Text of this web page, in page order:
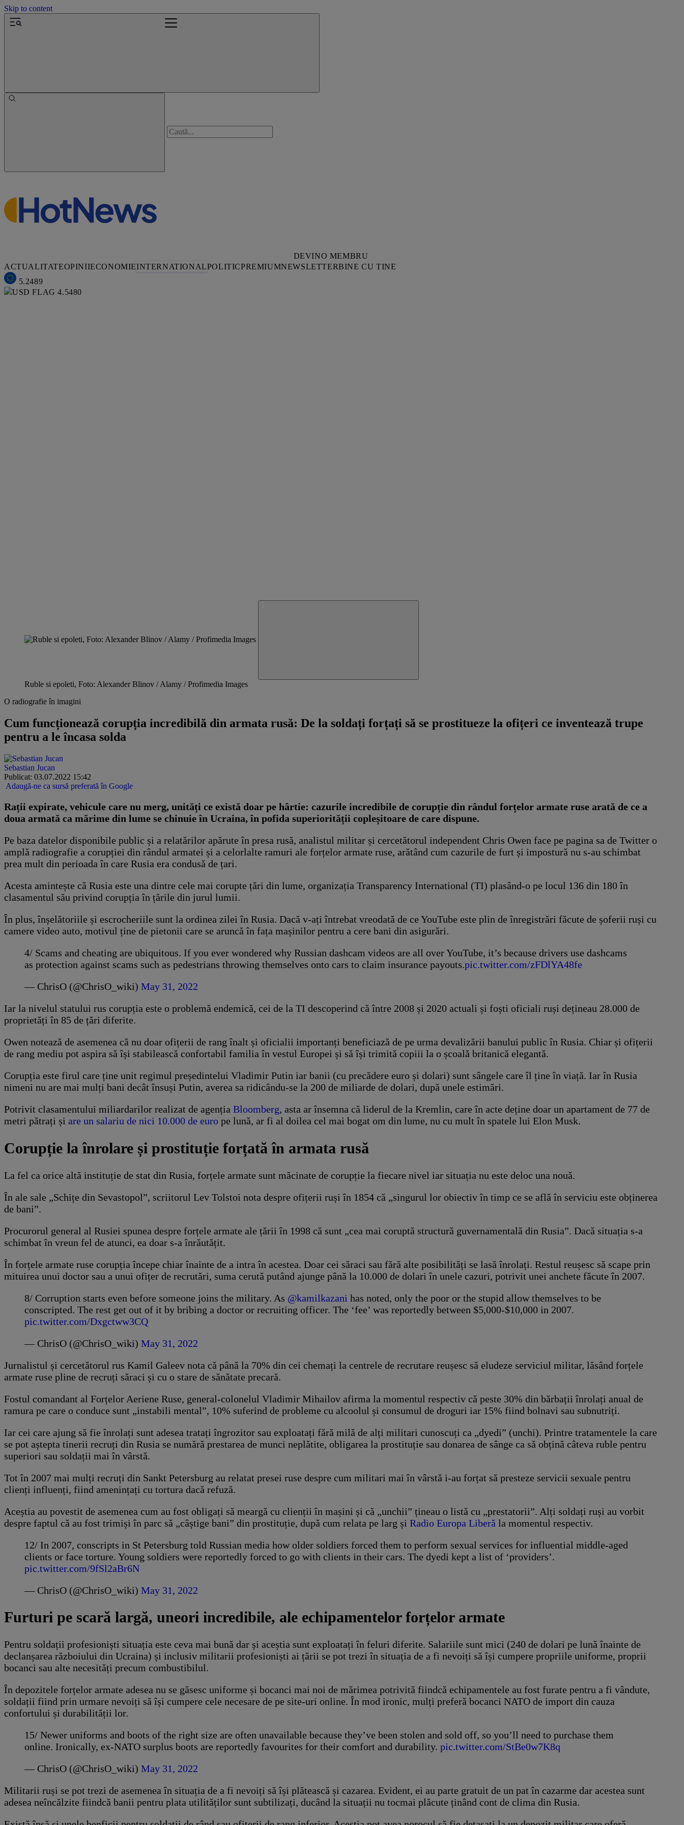
Skip to content
DEVINO MEMBRU
ACTUALITATEOPINIIECONOMIEINTERNATIONALPOLITICPREMIUMNEWSLETTERBINE CU TINE
5.2489
4.5480
Ruble si epoleti, Foto: Alexander Blinov / Alamy / Profimedia Images
O radiografie în imagini
Cum funcționează corupția incredibilă din armata rusă: De la soldați forțați să se prostitueze la ofițeri ce inventează trupe
pentru a le încasa solda
Sebastian Jucan
Publicat: 03.07.2022 15:42
Adaugă-ne ca sursă preferată în Google
Rații expirate, vehicule care nu merg, unități ce există doar pe hârtie: cazurile incredibile de corupție din rândul forțelor armate ruse arată de ce a
doua armată ca mărime din lume se chinuie în Ucraina, în pofida superiorității copleșitoare de care dispune.
Pe baza datelor disponibile public și a relatărilor apărute în presa rusă, analistul militar și cercetătorul independent Chris Owen face pe pagina sa de Twitter o
amplă radiografie a corupției din rândul armatei și a celorlalte ramuri ale forțelor armate ruse, arătând cum cazurile de furt și impostură nu s-au schimbat
prea mult din perioada în care Rusia era condusă de țari.
Acesta amintește că Rusia este una dintre cele mai corupte țări din lume, organizația Transparency International (TI) plasând-o pe locul 136 din 180 în
clasamentul său privind corupția în țările din jurul lumii.
În plus, înșelătoriile și escrocheriile sunt la ordinea zilei în Rusia. Dacă v-ați întrebat vreodată de ce YouTube este plin de înregistrări făcute de șoferii ruși cu
camere video auto, motivul ține de pietonii care se aruncă în fața mașinilor pentru a cere bani din asigurări.
4/ Scams and cheating are ubiquitous. If you ever wondered why Russian dashcam videos are all over YouTube, it’s because drivers use dashcams
as protection against scams such as pedestrians throwing themselves onto cars to claim insurance payouts.pic.twitter.com/zFDlYA48fe
— ChrisO (@ChrisO_wiki) May 31, 2022
Iar la nivelul statului rus corupția este o problemă endemică, cei de la TI descoperind că între 2008 și 2020 actuali și foști oficiali ruși dețineau 28.000 de
proprietăți în 85 de țări diferite.
Owen notează de asemenea că nu doar ofițerii de rang înalt și oficialii importanți beneficiază de pe urma devalizării banului public în Rusia. Chiar și ofițerii
de rang mediu pot aspira să își stabilească confortabil familia în vestul Europei și să își trimită copiii la o școală britanică elegantă.
Corupția este firul care ține unit regimul președintelui Vladimir Putin iar banii (cu precădere euro și dolari) sunt sângele care îl ține în viață. Iar în Rusia
nimeni nu are mai mulți bani decât însuși Putin, averea sa ridicându-se la 200 de miliarde de dolari, după unele estimări.
Potrivit clasamentului miliardarilor realizat de agenția Bloomberg, asta ar însemna că liderul de la Kremlin, care în acte deține doar un apartament de 77 de
metri pătrați și are un salariu de nici 10.000 de euro pe lună, ar fi al doilea cel mai bogat om din lume, nu cu mult în spatele lui Elon Musk.
Corupție la înrolare și prostituție forțată în armata rusă
La fel ca orice altă instituție de stat din Rusia, forțele armate sunt măcinate de corupție la fiecare nivel iar situația nu este deloc una nouă.
În ale sale „Schițe din Sevastopol”, scriitorul Lev Tolstoi nota despre ofițerii ruși în 1854 că „singurul lor obiectiv în timp ce se află în serviciu este obținerea
de bani”.
Procurorul general al Rusiei spunea despre forțele armate ale țării în 1998 că sunt „cea mai coruptă structură guvernamentală din Rusia”. Dacă situația s-a
schimbat în vreun fel de atunci, ea doar s-a înrăutățit.
În forțele armate ruse corupția începe chiar înainte de a intra în acestea. Doar cei săraci sau fără alte posibilități se lasă înrolați. Restul reușesc să scape prin
mituirea unui doctor sau a unui ofițer de recrutări, suma cerută putând ajunge până la 10.000 de dolari în unele cazuri, potrivit unei anchete făcute în 2007.
8/ Corruption starts even before someone joins the military. As @kamilkazani has noted, only the poor or the stupid allow themselves to be
conscripted. The rest get out of it by bribing a doctor or recruiting officer. The ‘fee’ was reportedly between $5,000-$10,000 in 2007.
pic.twitter.com/Dxgctww3CQ
— ChrisO (@ChrisO_wiki) May 31, 2022
Jurnalistul și cercetătorul rus Kamil Galeev nota că până la 70% din cei chemați la centrele de recrutare reușesc să eludeze serviciul militar, lăsând forțele
armate ruse pline de recruți săraci și cu o stare de sănătate precară.
Fostul comandant al Forțelor Aeriene Ruse, general-colonelul Vladimir Mihailov afirma la momentul respectiv că peste 30% din bărbații înrolați anual de
ramura pe care o conduce sunt „instabili mental”, 10% suferind de probleme cu alcoolul și consumul de droguri iar 15% fiind bolnavi sau subnutriți.
Iar cei care ajung să fie înrolați sunt adesea tratați îngrozitor sau exploatați fără milă de alți militari cunoscuți ca „dyedi” (unchi). Printre tratamentele la care
se pot aștepta tinerii recruți din Rusia se numără prestarea de munci neplătite, obligarea la prostituție sau donarea de sânge ca să obțină câteva ruble pentru
superiori sau soldații mai în vârstă.
Tot în 2007 mai mulți recruți din Sankt Petersburg au relatat presei ruse despre cum militari mai în vârstă i-au forțat să presteze servicii sexuale pentru
clienți influenți, fiind amenințați cu tortura dacă refuză.
Aceștia au povestit de asemenea cum au fost obligați să meargă cu clienții în mașini și că „unchii” țineau o listă cu „prestatorii”. Alți soldați ruși au vorbit
despre faptul că au fost trimiși în parc să „câștige bani” din prostituție, după cum relata pe larg și Radio Europa Liberă la momentul respectiv.
12/ In 2007, conscripts in St Petersburg told Russian media how older soldiers forced them to perform sexual services for influential middle-aged
clients or face torture. Young soldiers were reportedly forced to go with clients in their cars. The dyedi kept a list of ‘providers’.
pic.twitter.com/9fSl2aBr6N
— ChrisO (@ChrisO_wiki) May 31, 2022
Furturi pe scară largă, uneori incredibile, ale echipamentelor forțelor armate
Pentru soldații profesioniști situația este ceva mai bună dar și aceștia sunt exploatați în feluri diferite. Salariile sunt mici (240 de dolari pe lună înainte de
declanșarea războiului din Ucraina) și inclusiv militarii profesioniști ai țării se pot trezi în situația de a fi nevoiți să își cumpere propriile uniforme, proprii
bocanci sau alte necesități precum combustibilul.
În depozitele forțelor armate adesea nu se găsesc uniforme și bocanci mai noi de mărimea potrivită fiindcă echipamentele au fost furate pentru a fi vândute,
soldații fiind prin urmare nevoiți să își cumpere cele necesare de pe site-uri online. În mod ironic, mulți preferă bocanci NATO de import din cauza
confortului și durabilității lor.
15/ Newer uniforms and boots of the right size are often unavailable because they’ve been stolen and sold off, so you’ll need to purchase them
online. Ironically, ex-NATO surplus boots are reportedly favourites for their comfort and durability. pic.twitter.com/StBe0w7K8q
— ChrisO (@ChrisO_wiki) May 31, 2022
Militarii ruși se pot trezi de asemenea în situația de a fi nevoiți să își plătească și cazarea. Evident, ei au parte gratuit de un pat în cazarme dar acestea sunt
adesea neîncălzite fiindcă banii pentru plata utilităților sunt subtilizați, ducând la situații nu tocmai plăcute ținând cont de clima din Rusia.